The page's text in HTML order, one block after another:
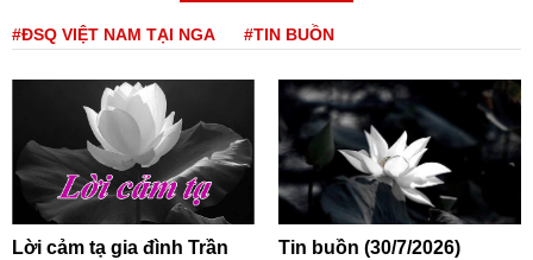
#ĐSQ VIỆT NAM TẠI NGA #TIN BUỒN
Lời cảm tạ gia đình Trần
Tin buồn (30/7/2026)